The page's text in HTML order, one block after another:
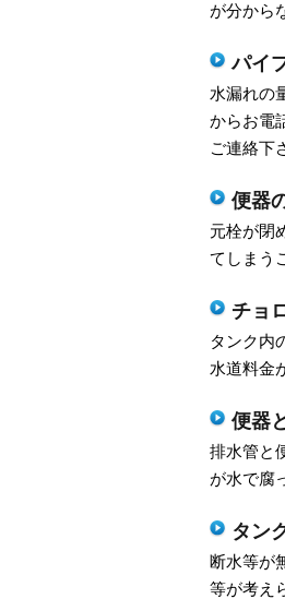
が分から
パイ
水漏れの
からお電
ご連絡下
便器
元栓が閉
てしまう
チョ
タンク内
水道料金
便器
排水管と
が水で腐
タン
断水等が
等が考え